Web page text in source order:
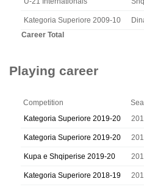
Kategoria Superiore 2009-10
Career Total
Playing career
Competition
Kategoria Superiore 2019-20
Kategoria Superiore 2019-20
Kupa e Shqiperise 2019-20
Kategoria Superiore 2018-19